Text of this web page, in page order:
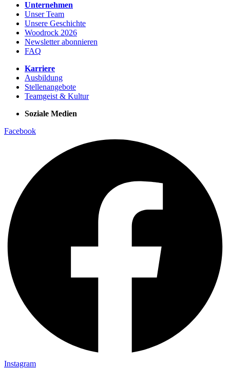
Unternehmen
Unser Team
Unsere Geschichte
Woodrock 2026
Newsletter abonnieren
FAQ
Karriere
Ausbildung
Stellenangebote
Teamgeist & Kultur
Soziale Medien
Facebook
Instagram